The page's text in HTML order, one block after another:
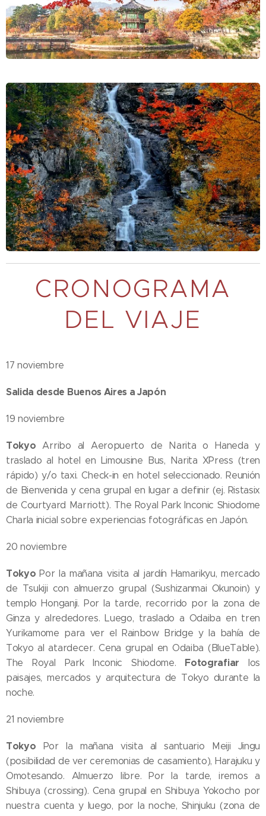
CRONOGRAMA
DEL VIAJE
17 noviembre
Salida desde Buenos Aires a Japón
19 noviembre
Tokyo Arribo al Aeropuerto de Narita o Haneda y
traslado al hotel en Limousine Bus, Narita X´Press (tren
rápido) y/o taxi. Check-in en hotel seleccionado. Reunión
de Bienvenida y cena grupal en lugar a definir (ej. Ristasix
de Courtyard Marriott). The Royal Park Inconic Shiodome
Charla inicial sobre experiencias fotográficas en Japón.
20 noviembre
TokyoPor la mañana visita al jardín Hamarikyu, mercado
de Tsukiji con almuerzo grupal (Sushizanmai Okunoin) y
templo Honganji. Por la tarde, recorrido por la zona de
Ginza y alrededores. Luego, traslado a Odaiba en tren
Yurikamome para ver el Rainbow Bridge y la bahía de
Tokyo al atardecer. Cena grupal en Odaiba (BlueTable).
The Royal Park Inconic Shiodome. Fotografiar los
paisajes, mercados y arquitectura de Tokyo durante la
noche.
21 noviembre
Tokyo Por la mañana visita al santuario Meiji Jingu
(posibilidad de ver ceremonias de casamiento), Harajuku y
Omotesando. Almuerzo libre. Por la tarde, iremos a
Shibuya (crossing). Cena grupal en Shibuya Yokocho por
nuestra cuenta y luego, por la noche, Shinjuku (zona de